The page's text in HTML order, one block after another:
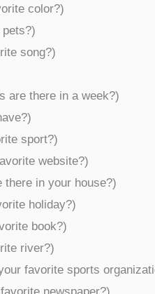
color?)
pets?)
song?)
are there in a week?)
sport?)
website?)
in your house?)
holiday?)
book?)
river?)
favorite sports